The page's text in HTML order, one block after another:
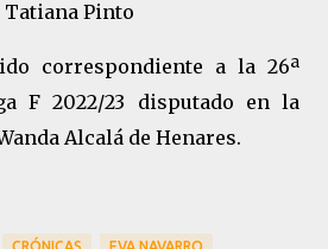
Tatiana Pinto
correspondiente a la 26ª
F 2022/23 disputado en la
Alcalá de Henares.